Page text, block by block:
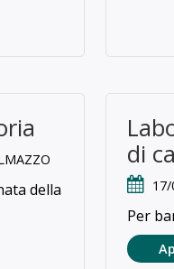
della
di
Per